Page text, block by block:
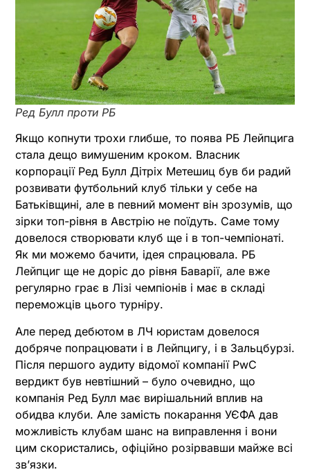
Ред Булл проти РБ
Якщо копнути трохи глибше, то поява РБ Лейпцига
стала дещо вимушеним кроком. Власник
корпорації Ред Булл Дітріх Метешиц був би радий
розвивати футбольний клуб тільки у себе на
Батьківщині, але в певний момент він зрозумів, що
зірки топ-рівня в Австрію не поїдуть. Саме тому
довелося створювати клуб ще і в топ-чемпіонаті.
Як ми можемо бачити, ідея спрацювала. РБ
Лейпциг ще не доріс до рівня Баварії, але вже
регулярно грає в Лізі чемпіонів і має в складі
переможців цього турніру.
Але перед дебютом в ЛЧ юристам довелося
добряче попрацювати і в Лейпцигу, і в Зальцбурзі.
Після першого аудиту відомої компанії PwC
вердикт був невтішний – було очевидно, що
компанія Ред Булл має вирішальний вплив на
обидва клуби. Але замість покарання УЄФА дав
можливість клубам шанс на виправлення і вони
цим скористались, офіційно розірвавши майже всі
звʼязки.